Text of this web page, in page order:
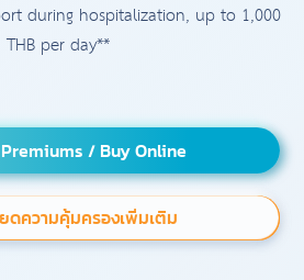
during hospitalization, up to 1,000
THB per day**
/ Buy Online
ยดความคุ้มครองเพิ่มเติม